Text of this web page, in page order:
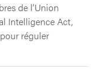
de l’Union
Intelligence Act,
réguler